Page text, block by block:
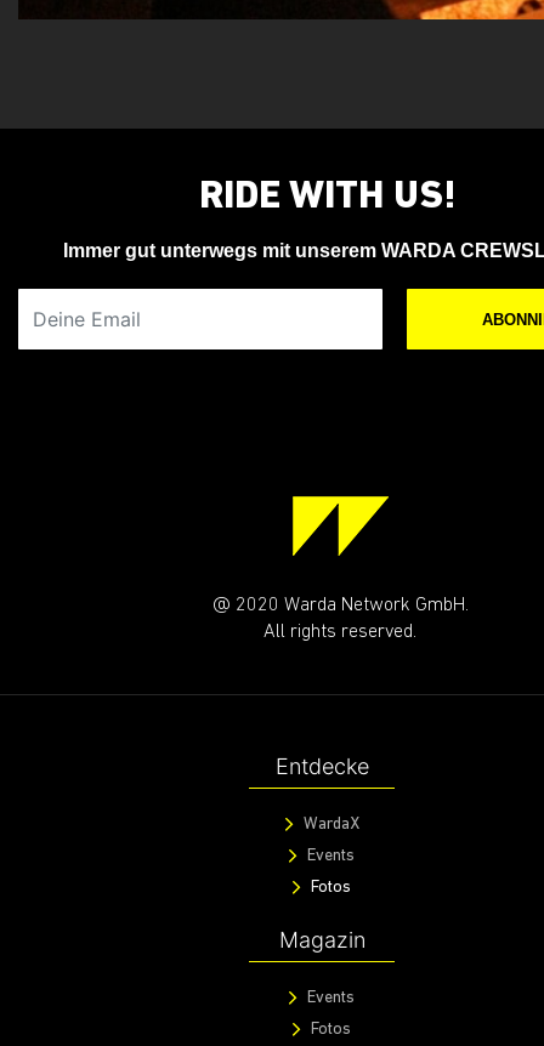
RIDE WITH US!
Immer gut unterwegs mit unserem WARDA
@ 2020 Warda Network GmbH.
All rights reserved.
Entdecke
WardaX
Events
Fotos
Magazin
Events
Fotos